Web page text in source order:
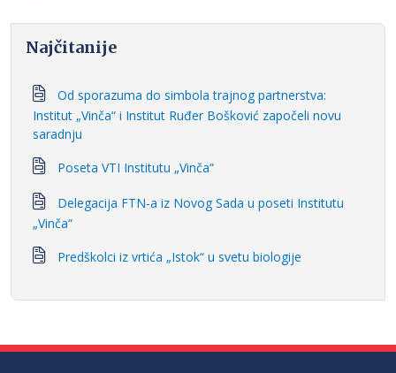
Najčitanije
Od sporazuma do simbola trajnog partnerstva:
Institut „Vinča“ i Institut Ruđer Bošković započeli novu
saradnju
Poseta VTI Institutu „Vinča“
Delegacija FTN-a iz Novog Sada u poseti Institutu
„Vinča“
Predškolci iz vrtića „Istok“ u svetu biologije